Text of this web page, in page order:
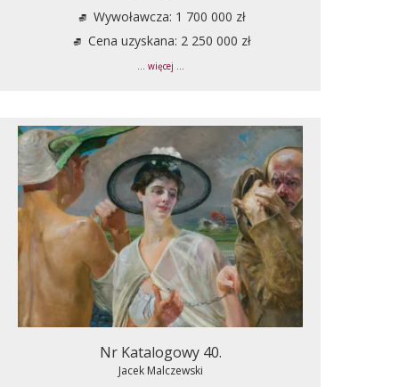
Wywoławcza: 1 700 000 zł
Cena uzyskana: 2 250 000 zł
... więcej ...
Nr Katalogowy 40.
Jacek Malczewski